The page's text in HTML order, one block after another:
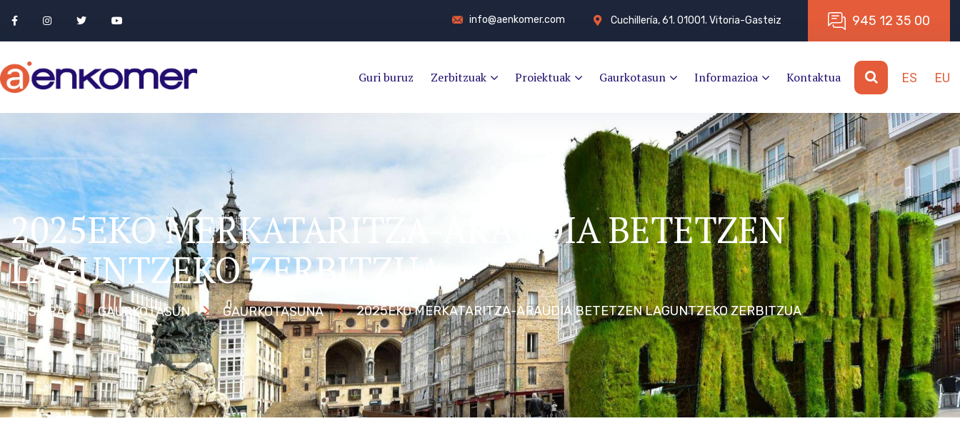
info@aenkomer.com Cuchillería, 61. 01001. Vitoria-Gasteiz 945 12 35 00
Guri buruz Zerbitzuak Proiektuak Gaurkotasun Informazioa Kontaktua ES EU
2025EKO MERKATARITZA-ARAUDIA BETETZEN
LAGUNTZEKO ZERBITZUA
HASIERA GAURKOTASUN GAURKOTASUNA 2025EKO MERKATARITZA-ARAUDIA BETETZEN LAGUNTZEKO ZERBITZUA